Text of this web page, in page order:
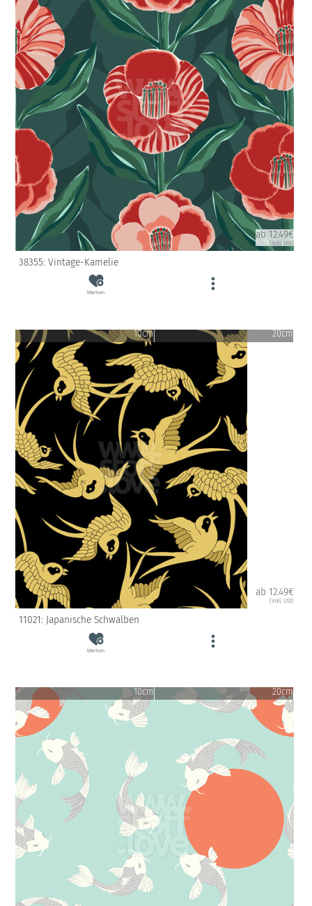
ab 12.49€
(inkl. USt)
38355: Vintage-Kamelie
Merken
10cm 20cm
ab 12.49€
(inkl. USt)
11021: Japanische Schwalben
Merken
10cm 20cm